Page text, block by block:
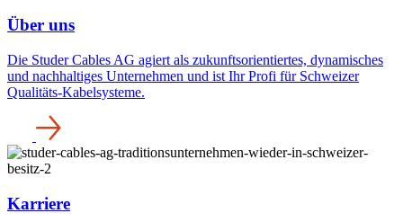
Über uns
Die Studer Cables AG agiert als zukunftsorientiertes, dynamisches
und nachhaltiges Unternehmen und ist Ihr Profi für Schweizer
Qualitäts-Kabelsysteme.
Karriere